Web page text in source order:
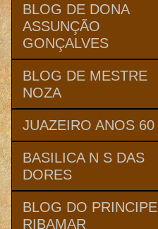
BLOG DE DONA
ASSUNÇÃO
GONÇALVES
BLOG DE MESTRE
NOZA
JUAZEIRO ANOS 60
BASILICA N S DAS
DORES
BLOG DO PRINCIPE
RIBAMAR